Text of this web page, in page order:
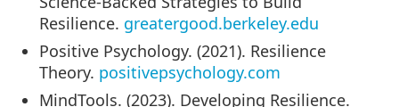
Resilience. greatergood.berkeley.edu
Positive Psychology. (2021). Resilience
Theory. positivepsychology.com
MindTools. (2023). Developing Resilience.